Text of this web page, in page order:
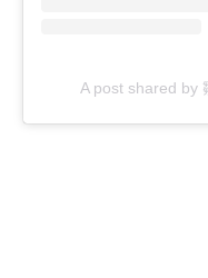
A post shared by